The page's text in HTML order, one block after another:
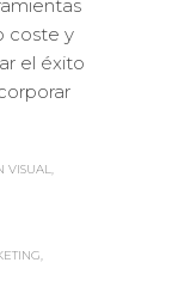
coste y
el éxito
VISUAL